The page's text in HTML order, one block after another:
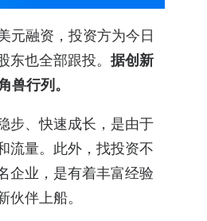
元融资，投资方为今日
也全部跟投。 据创新
兽行列。
步、快速成长，是由于
流量。此外，找投资不
企业，是有着丰富经验
伴上船。